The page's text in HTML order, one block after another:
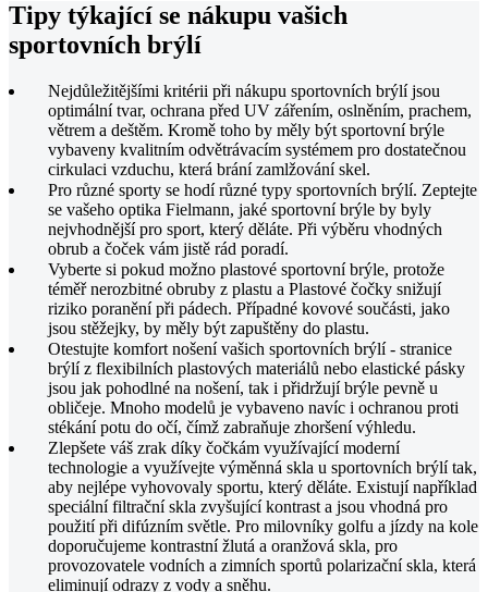
Tipy týkající se nákupu vašich
sportovních brýlí
Nejdůležitějšími kritérii při nákupu sportovních brýlí jsou
optimální tvar, ochrana před UV zářením, oslněním, prachem,
větrem a deštěm. Kromě toho by měly být sportovní brýle
vybaveny kvalitním odvětrávacím systémem pro dostatečnou
cirkulaci vzduchu, která brání zamlžování skel.
Pro různé sporty se hodí různé typy sportovních brýlí. Zeptejte
se vašeho optika Fielmann, jaké sportovní brýle by byly
nejvhodnější pro sport, který děláte. Při výběru vhodných
obrub a čoček vám jistě rád poradí.
Vyberte si pokud možno plastové sportovní brýle, protože
téměř nerozbitné obruby z plastu a Plastové čočky snižují
riziko poranění při pádech. Případné kovové součásti, jako
jsou stěžejky, by měly být zapuštěny do plastu.
Otestujte komfort nošení vašich sportovních brýlí - stranice
brýlí z flexibilních plastových materiálů nebo elastické pásky
jsou jak pohodlné na nošení, tak i přidržují brýle pevně u
obličeje. Mnoho modelů je vybaveno navíc i ochranou proti
stékání potu do očí, čímž zabraňuje zhoršení výhledu.
Zlepšete váš zrak díky čočkám využívající moderní
technologie a využívejte výměnná skla u sportovních brýlí tak,
aby nejlépe vyhovovaly sportu, který děláte. Existují například
speciální filtrační skla zvyšující kontrast a jsou vhodná pro
použití při difúzním světle. Pro milovníky golfu a jízdy na kole
doporučujeme kontrastní žlutá a oranžová skla, pro
provozovatele vodních a zimních sportů polarizační skla, která
eliminují odrazy z vody a sněhu.